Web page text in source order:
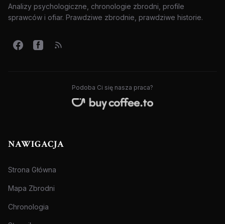
Analizy psychologiczne, chronologie zbrodni, profile
sprawców i ofiar. Prawdziwe zbrodnie, prawdziwe historie.
Podoba Ci się nasza praca?
NAWIGACJA
Strona Główna
Mapa Zbrodni
Chronologia